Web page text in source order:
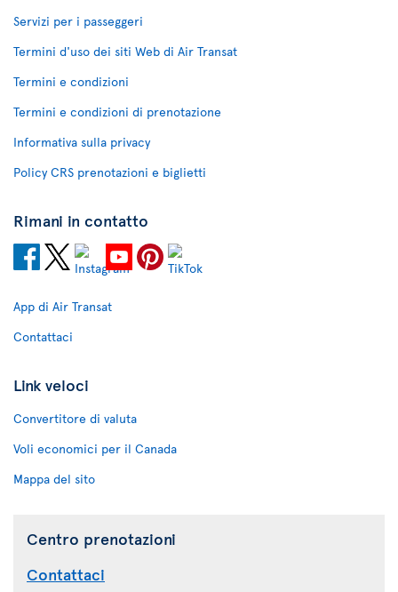
Servizi per i passeggeri
Termini d'uso dei siti Web di Air Transat
Termini e condizioni
Termini e condizioni di prenotazione
Informativa sulla privacy
Policy CRS prenotazioni e biglietti
Rimani in contatto
App di Air Transat
Contattaci
Link veloci
Convertitore di valuta
Voli economici per il Canada
Mappa del sito
Centro prenotazioni
Contattaci